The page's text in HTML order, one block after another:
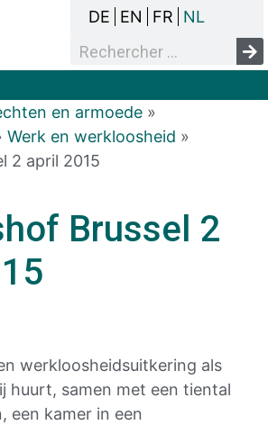
DE EN FR NL
en armoede »
Werk en werkloosheid »
2 april 2015
Brussel 2
werkloosheidsuitkering als
huurt, samen met een tiental
een kamer in een